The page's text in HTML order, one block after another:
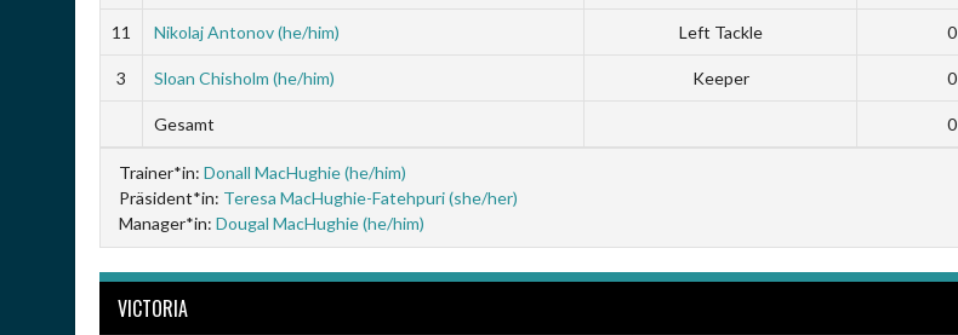
11 Nikolaj Antonov (he/him) Left Tackle 0
3 Sloan Chisholm (he/him) Keeper 0
Gesamt 0
Trainer*in: Donall MacHughie (he/him)
Präsident*in: Teresa MacHughie-Fatehpuri (she/her)
Manager*in: Dougal MacHughie (he/him)
VICTORIA